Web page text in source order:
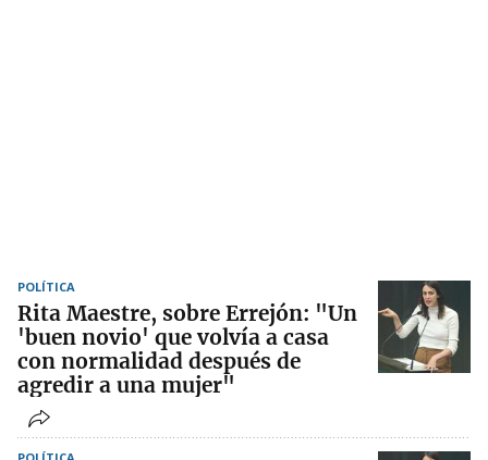
POLÍTICA
Rita Maestre, sobre Errejón: "Un
'buen novio' que volvía a casa
con normalidad después de
agredir a una mujer"